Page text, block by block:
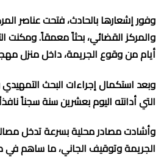
وفور إشعارها بالحادث، فتحت عناصر
أيام من وقوع الجريمة، داخل منزل
وبعد استكمال إجراءات البحث التمهيدي
التي أدانته اليوم بعشرين سنة سجناً
وأشادت مصادر محلية بسرعة تدخل
الجريمة وتوقيف الجاني، ما ساهم في